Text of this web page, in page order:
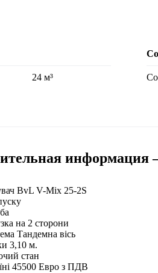
24 м³
информация
BvL V-Mix 25-2S
на 2 сторони
Тандемна вісь
3,10 м.
стан
45500 Евро з ПДВ